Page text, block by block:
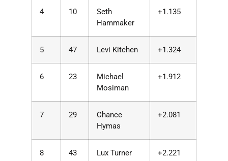
4 10
Seth
Hammaker
+1.135
5 47 Levi Kitchen +1.324
6 23
Michael
Mosiman
+1.912
7 29
Chance
Hymas
+2.081
8 43 Lux Turner +2.221